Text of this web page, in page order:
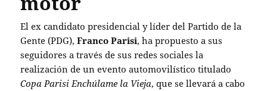
El ex candidato presidencial y líder del Partido de la
Gente (PDG),Franco Parisi, ha propuesto a sus
seguidores a través de sus redes sociales la
realización de un evento automovilístico titulado
Copa Parisi Enchúlame la Vieja, que se llevará a cabo